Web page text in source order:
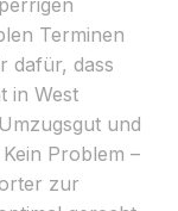
Terminen
dafür, dass
in West
und
Problem –
zur